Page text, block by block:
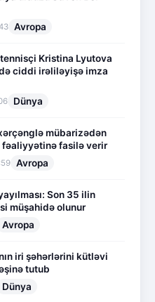
Avropa
tennisçi Kristina Lyutova
ciddi irəliləyişə imza
Dünya
mübarizədən
fasilə verir
Avropa
Son 35 ilin
müşahidə olunur
Avropa
iri şəhərlərini kütləvi
tutub
Dünya